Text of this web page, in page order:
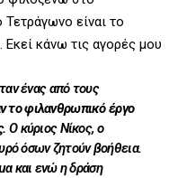
είναι το
Εκεί κάνω τις αγορές μου
ένας από τους
το φιλανθρωπικό έργο
Ο κύριος Νίκος, ο
όσων ζητούν βοήθεια.
και ενώ η δράση